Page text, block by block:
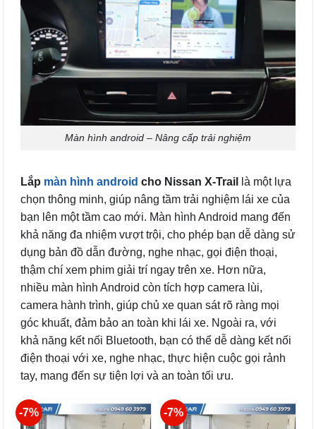
Màn hình android – Nâng cấp trải nghiệm
Lắp màn hình android cho Nissan X-Trail
là một lựa
chọn thông minh, giúp nâng tầm trải nghiệm lái xe của
bạn lên một tầm cao mới. Màn hình Android mang đến
khả năng đa nhiệm vượt trội, cho phép bạn dễ dàng sử
dụng bản đồ dẫn đường, nghe nhạc, gọi điện thoại,
thậm chí xem phim giải trí ngay trên xe. Hơn nữa,
nhiều màn hình Android còn tích hợp camera lùi,
camera hành trình, giúp chủ xe quan sát rõ ràng mọi
góc khuất, đảm bảo an toàn khi lái xe. Ngoài ra, với
khả năng kết nối Bluetooth, bạn có thể dễ dàng kết nối
điện thoại với xe, nghe nhạc, thực hiện cuộc gọi rảnh
tay, mang đến sự tiện lợi và an toàn tối ưu.
-7% -7%